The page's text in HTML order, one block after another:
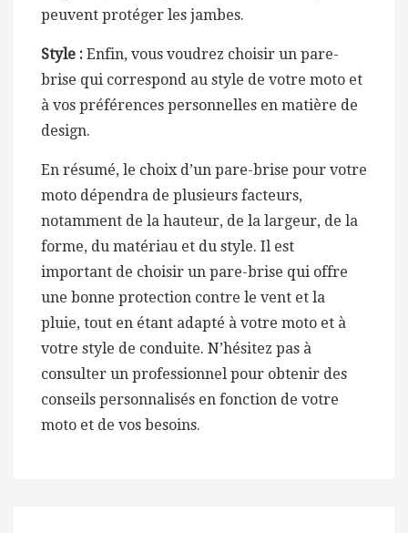
peuvent protéger les jambes.
Style : Enfin, vous voudrez choisir un pare-
brise qui correspond au style de votre moto et
à vos préférences personnelles en matière de
design.
En résumé, le choix d’un pare-brise pour votre
moto dépendra de plusieurs facteurs,
notamment de la hauteur, de la largeur, de la
forme, du matériau et du style. Il est
important de choisir un pare-brise qui offre
une bonne protection contre le vent et la
pluie, tout en étant adapté à votre moto et à
votre style de conduite. N’hésitez pas à
consulter un professionnel pour obtenir des
conseils personnalisés en fonction de votre
moto et de vos besoins.